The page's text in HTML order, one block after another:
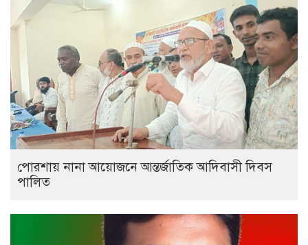
পোরশায় নানা আয়োজনে আন্তর্জাতিক আদিবাসী দিবস
পালিত